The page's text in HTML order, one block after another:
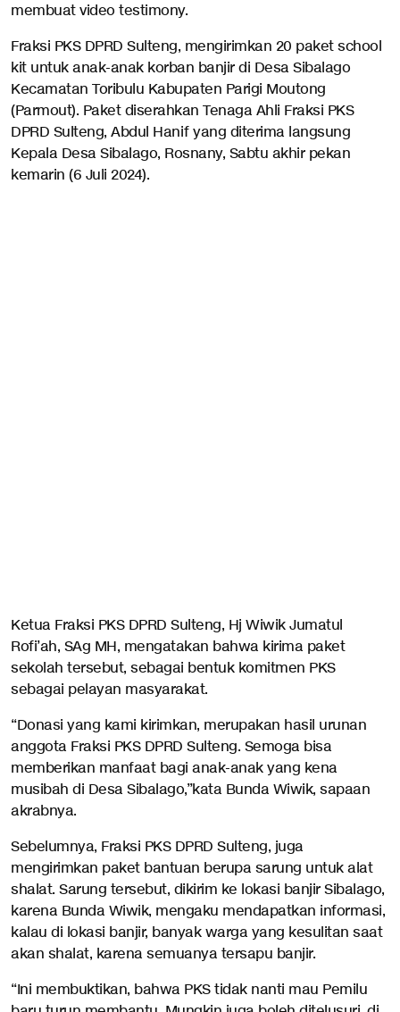
membuat video testimony.
Fraksi PKS DPRD Sulteng, mengirimkan 20 paket school
kit untuk anak-anak korban banjir di Desa Sibalago
Kecamatan Toribulu Kabupaten Parigi Moutong
(Parmout). Paket diserahkan Tenaga Ahli Fraksi PKS
DPRD Sulteng, Abdul Hanif yang diterima langsung
Kepala Desa Sibalago, Rosnany, Sabtu akhir pekan
kemarin (6 Juli 2024).
Ketua Fraksi PKS DPRD Sulteng, Hj Wiwik Jumatul
Rofi’ah, SAg MH, mengatakan bahwa kirima paket
sekolah tersebut, sebagai bentuk komitmen PKS
sebagai pelayan masyarakat.
“Donasi yang kami kirimkan, merupakan hasil urunan
anggota Fraksi PKS DPRD Sulteng. Semoga bisa
memberikan manfaat bagi anak-anak yang kena
musibah di Desa Sibalago,”kata Bunda Wiwik, sapaan
akrabnya.
Sebelumnya, Fraksi PKS DPRD Sulteng, juga
mengirimkan paket bantuan berupa sarung untuk alat
shalat. Sarung tersebut, dikirim ke lokasi banjir Sibalago,
karena Bunda Wiwik, mengaku mendapatkan informasi,
kalau di lokasi banjir, banyak warga yang kesulitan saat
akan shalat, karena semuanya tersapu banjir.
“Ini membuktikan, bahwa PKS tidak nanti mau Pemilu